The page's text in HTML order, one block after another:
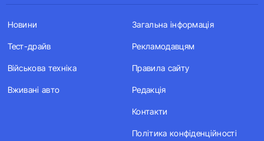
Новини
Тест-драйв
Військова техніка
Вживані авто
Загальна інформація
Рекламодавцям
Правила сайту
Редакція
Контакти
Політика конфіденційності